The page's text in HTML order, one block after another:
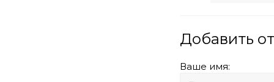
Добавить
Ваше имя: